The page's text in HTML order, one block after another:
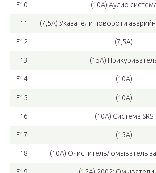
F10 (10А) Аудио
F11 (7,5А) Указатели повороти
F12 (7,5А)
F13 (15А)
F14 (10А)
F15 (10А)
F16 (10А) Система SRS
F17 (15А)
F18 (10А) Очиститель/ омыватель